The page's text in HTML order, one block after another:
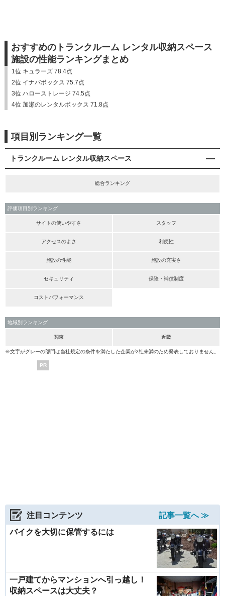
おすすめのトランクルーム レンタル収納スペース
施設の性能ランキングまとめ
1位 キュラーズ 78.4点
2位 イナバボックス 75.7点
3位 ハローストレージ 74.5点
4位 加瀬のレンタルボックス 71.8点
項目別ランキング一覧
トランクルーム レンタル収納スペース
総合ランキング
評価項目別ランキング
サイトの使いやすさ スタッフ
アクセスのよさ 利便性
施設の性能 施設の充実さ
セキュリティ 保険・補償制度
コストパフォーマンス
地域別ランキング
関東 近畿
※文字がグレーの部門は当社規定の条件を満たした企業が2社未満のため発表しておりません。
PR
注目コンテンツ
記事一覧へ ≫
バイクを大切に保管するには
一戸建てからマンションへ引っ越し！
収納スペースは大丈夫？